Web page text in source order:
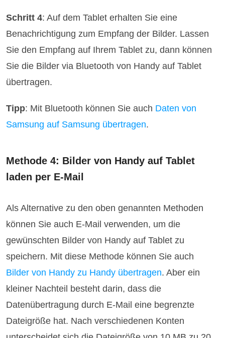
Schritt 4: Auf dem Tablet erhalten Sie eine
Benachrichtigung zum Empfang der Bilder. Lassen
Sie den Empfang auf Ihrem Tablet zu, dann können
Sie die Bilder via Bluetooth von Handy auf Tablet
übertragen.
Tipp: Mit Bluetooth können Sie auch Daten von
Samsung auf Samsung übertragen.
Methode 4: Bilder von Handy auf Tablet
laden per E-Mail
Als Alternative zu den oben genannten Methoden
können Sie auch E-Mail verwenden, um die
gewünschten Bilder von Handy auf Tablet zu
speichern. Mit diese Methode können Sie auch
Bilder von Handy zu Handy übertragen. Aber ein
kleiner Nachteil besteht darin, dass die
Datenübertragung durch E-Mail eine begrenzte
Dateigröße hat. Nach verschiedenen Konten